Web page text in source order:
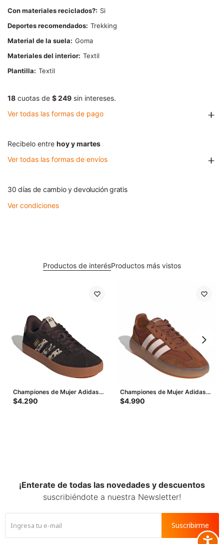
Con materiales reciclados?
Si
Deportes recomendados Trekking
Material de la suela
Goma
Materiales del interior Textil
Plantilla
Textil
18 cuotas de $ 249 sin intereses.
Ver todas las formas de pago
Recibelo entre hoy y martes
Ver todas las formas de envíos
30 días de cambio y devolución gratis
Ver condiciones
Productos de interésProductos más vistos
Championes de Mujer Adidas
Vl Court 3.0 - Marrón - Animal
$4.290
Championes de Mujer Adidas
Barreda Decode - Marrón -
$4.990
¡Enterate de todas las novedades y descuentos
suscribiéndote a nuestra Newsletter!
Suscribirme